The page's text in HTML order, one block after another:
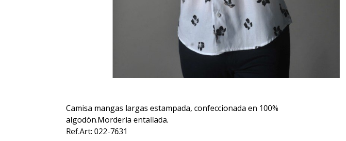
Camisa mangas largas estampada, confeccionada en 100%
algodón.Mordería entallada.
Ref.Art: 022-7631